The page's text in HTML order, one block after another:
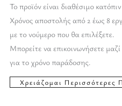
Το προϊόν είναι διαθέσιμο
Χρόνος αποστολής από 2 έως 8
με το νούμερο που θα επιλέξετε.
Μπορείτε να επικοινωνήσετε
για το χρόνο παράδοσης.